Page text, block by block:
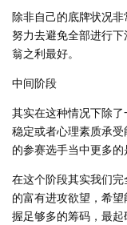
除非自己的底牌状况
努力去避免全部进行
翁之利最好。
中间阶段
其实在这种情况下除
稳定或者心理素质承
的参赛选手当中更多的
在这个阶段其实我们
的富有进攻欲望，希
握足够多的筹码，最